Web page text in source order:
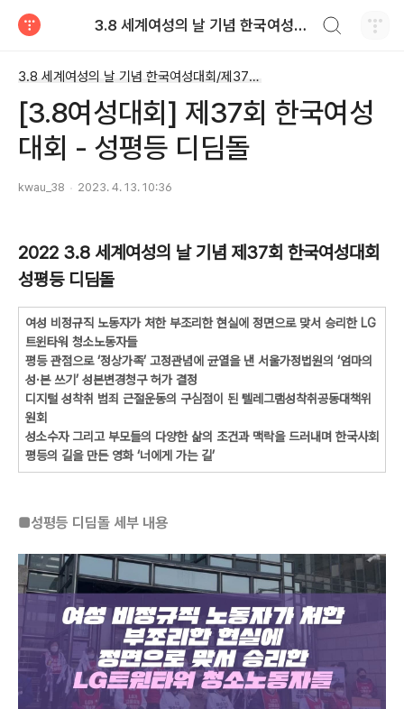
3.8 세계여성의 날 기념 한국여성대회
3.8 세계여성의 날 기념 한국여성대회/제37회 한국여성대회(2022)
[3.8여성대회] 제37회 한국여성
대회 - 성평등 디딤돌
kwau_38 2023. 4. 13. 10:36
2022 3․8 세계여성의 날 기념 제37회 한국여성대회
성평등 디딤돌
여성 비정규직 노동자가 처한 부조리한 현실에 정면으로 맞서 승리한 LG
트윈타워 청소노동자들
평등 관점으로 ‘정상가족’ 고정관념에 균열을 낸 서울가정법원의 ‘엄마의
성·본 쓰기’ 성본변경청구 허가 결정
디지털 성착취 범죄 근절운동의 구심점이 된 텔레그램성착취공동대책위
원회
성소수자 그리고 부모들의 다양한 삶의 조건과 맥락을 드러내며 한국사회
평등의 길을 만든 영화 ‘너에게 가는 길’
■성평등 디딤돌 세부 내용